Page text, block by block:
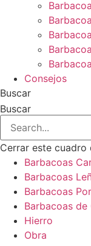
Consejos
Buscar
Buscar
Cerrar este cuadro
Barbacoas
Barbacoas
Barbacoas
Barbacoas de
Hierro
Obra